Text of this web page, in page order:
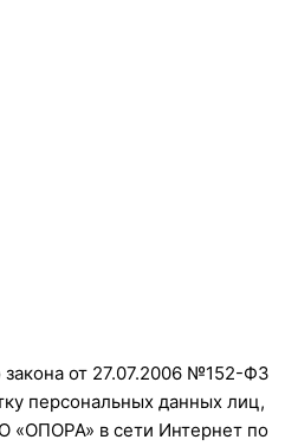
закона от 27.07.2006 №152-ФЗ
персональных данных лиц,
«ОПОРА» в сети Интернет по